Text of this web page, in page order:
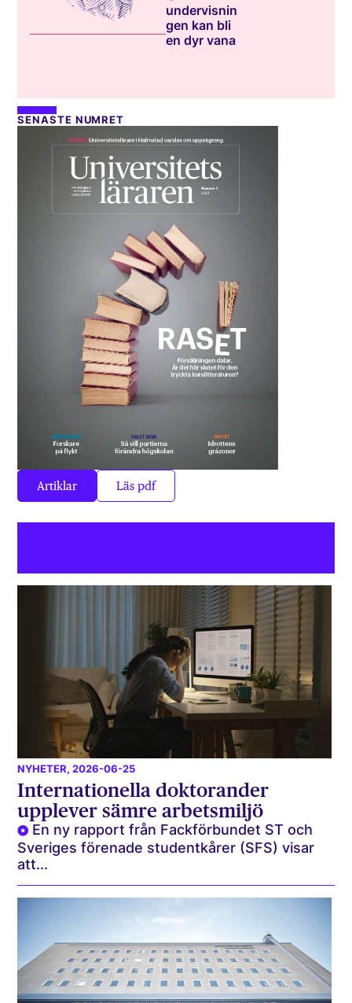
undervisnin
gen kan bli
en dyr vana
SENASTE NUMRET
Artiklar Läs pdf
NYHETER, 2026-06-25
Internationella doktorander
upplever sämre arbetsmiljö
En ny rapport från Fackförbundet ST och
Sveriges förenade studentkårer (SFS) visar
att...